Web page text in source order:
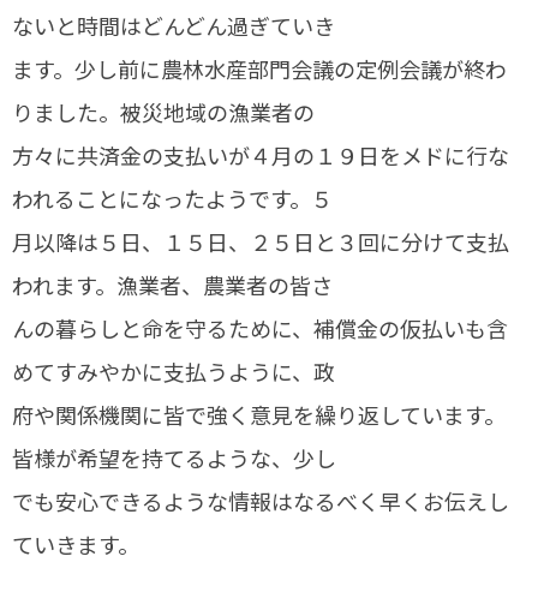
ないと時間はどんどん過ぎていき
ます。少し前に農林水産部門会議の定例会議が終わ
りました。被災地域の漁業者の
方々に共済金の支払いが４月の１９日をメドに行な
われることになったようです。５
月以降は５日、１５日、２５日と３回に分けて支払
われます。漁業者、農業者の皆さ
んの暮らしと命を守るために、補償金の仮払いも含
めてすみやかに支払うように、政
府や関係機関に皆で強く意見を繰り返しています。
皆様が希望を持てるような、少し
でも安心できるような情報はなるべく早くお伝えし
ていきます。